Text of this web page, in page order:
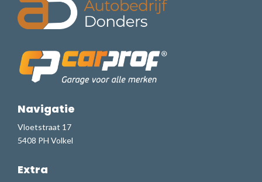
Navigatie
Vloetstraat 17
5408 PH Volkel
Extra